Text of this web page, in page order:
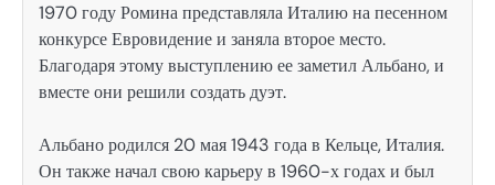
1970 году Ромина представляла Италию на песенном
конкурсе Евровидение и заняла второе место.
Благодаря этому выступлению ее заметил Альбано, и
вместе они решили создать дуэт.
Альбано родился 20 мая 1943 года в Кельце, Италия.
Он также начал свою карьеру в 1960-х годах и был